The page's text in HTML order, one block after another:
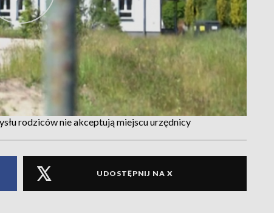
rodziców nie akceptują miejscu urzędnicy
UDOSTĘPNIJ NA X